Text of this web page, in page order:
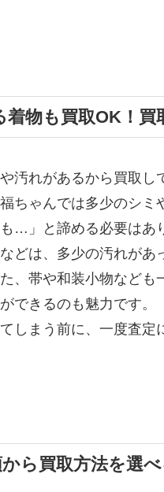
物も買取OK！買
汚れがあるから買取し
ちゃんでは多少のシミ
…」と諦める必要はあ
どは、多少の汚れが
、帯や和装小物など
できるのも魅力です。
しまう前に、一度査定
ら買取方法を選